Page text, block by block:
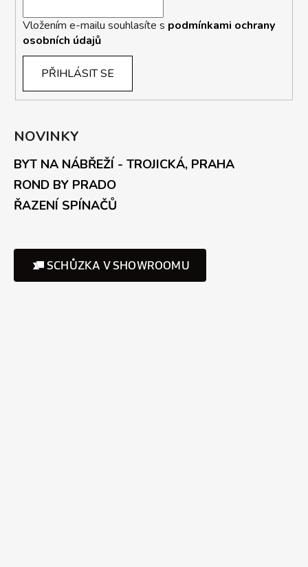
Vložením e-mailu souhlasíte s podmínkami ochrany
osobních údajů
PŘIHLÁSIT SE
NOVINKY
BYT NA NÁBŘEŽÍ - TROJICKÁ, PRAHA
ROND BY PRADO
ŘAZENÍ SPÍNAČŮ
SCHŮZKA V SHOWROOMU